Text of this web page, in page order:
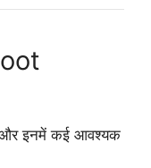
और इनमें कई आवश्यक